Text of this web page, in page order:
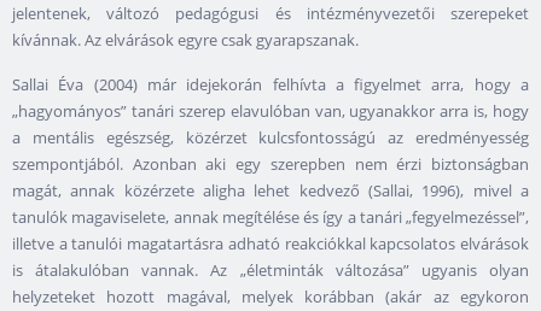
jelentenek, változó pedagógusi és intézményvezetői szerepeket
kívánnak. Az elvárások egyre csak gyarapszanak.
Sallai Éva (2004) már idejekorán felhívta a figyelmet arra, hogy a
„hagyományos” tanári szerep elavulóban van, ugyanakkor arra is, hogy
a mentális egészség, közérzet kulcsfontosságú az eredményesség
szempontjából. Azonban aki egy szerepben nem érzi biztonságban
magát, annak közérzete aligha lehet kedvező (Sallai, 1996), mivel a
tanulók magaviselete, annak megítélése és így a tanári „fegyelmezéssel”,
illetve a tanulói magatartásra adható reakciókkal kapcsolatos elvárások
is átalakulóban vannak. Az „életminták változása” ugyanis olyan
helyzeteket hozott magával, melyek korábban (akár az egykoron